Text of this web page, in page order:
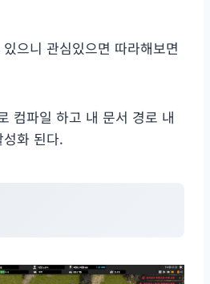
으니 관심있으면 따라해보면
컴파일 하고 내 문서 경로 내
화 된다.